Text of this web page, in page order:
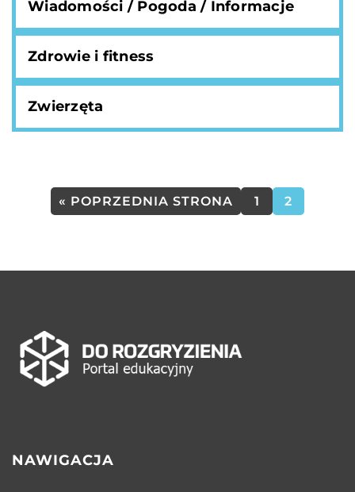
Wiadomości / Pogoda / Informacje
Zdrowie i fitness
Zwierzęta
« POPRZEDNIA STRONA 1 2
NAWIGACJA